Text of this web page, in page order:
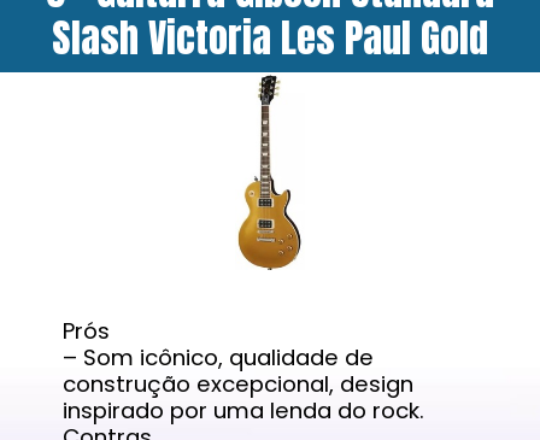
Slash Victoria Les Paul Gold
Prós
– Som icônico, qualidade de
construção excepcional, design
inspirado por uma lenda do rock.